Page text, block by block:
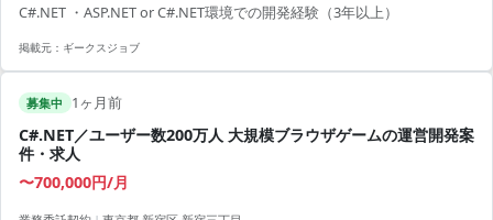
C#.NET ・ASP.NET or C#.NET環境での開発経験（3年以上）
掲載元： ギークスジョブ
募集中 1ヶ月前
C#.NET／ユーザー数200万人 大規模ブラウザゲームの運営開発案
件・求人
〜700,000円/月